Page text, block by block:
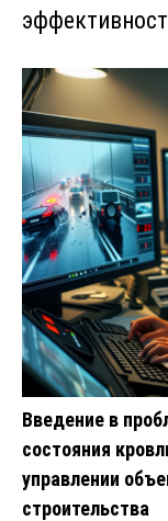
Введение в
состояния
управлении
строительства